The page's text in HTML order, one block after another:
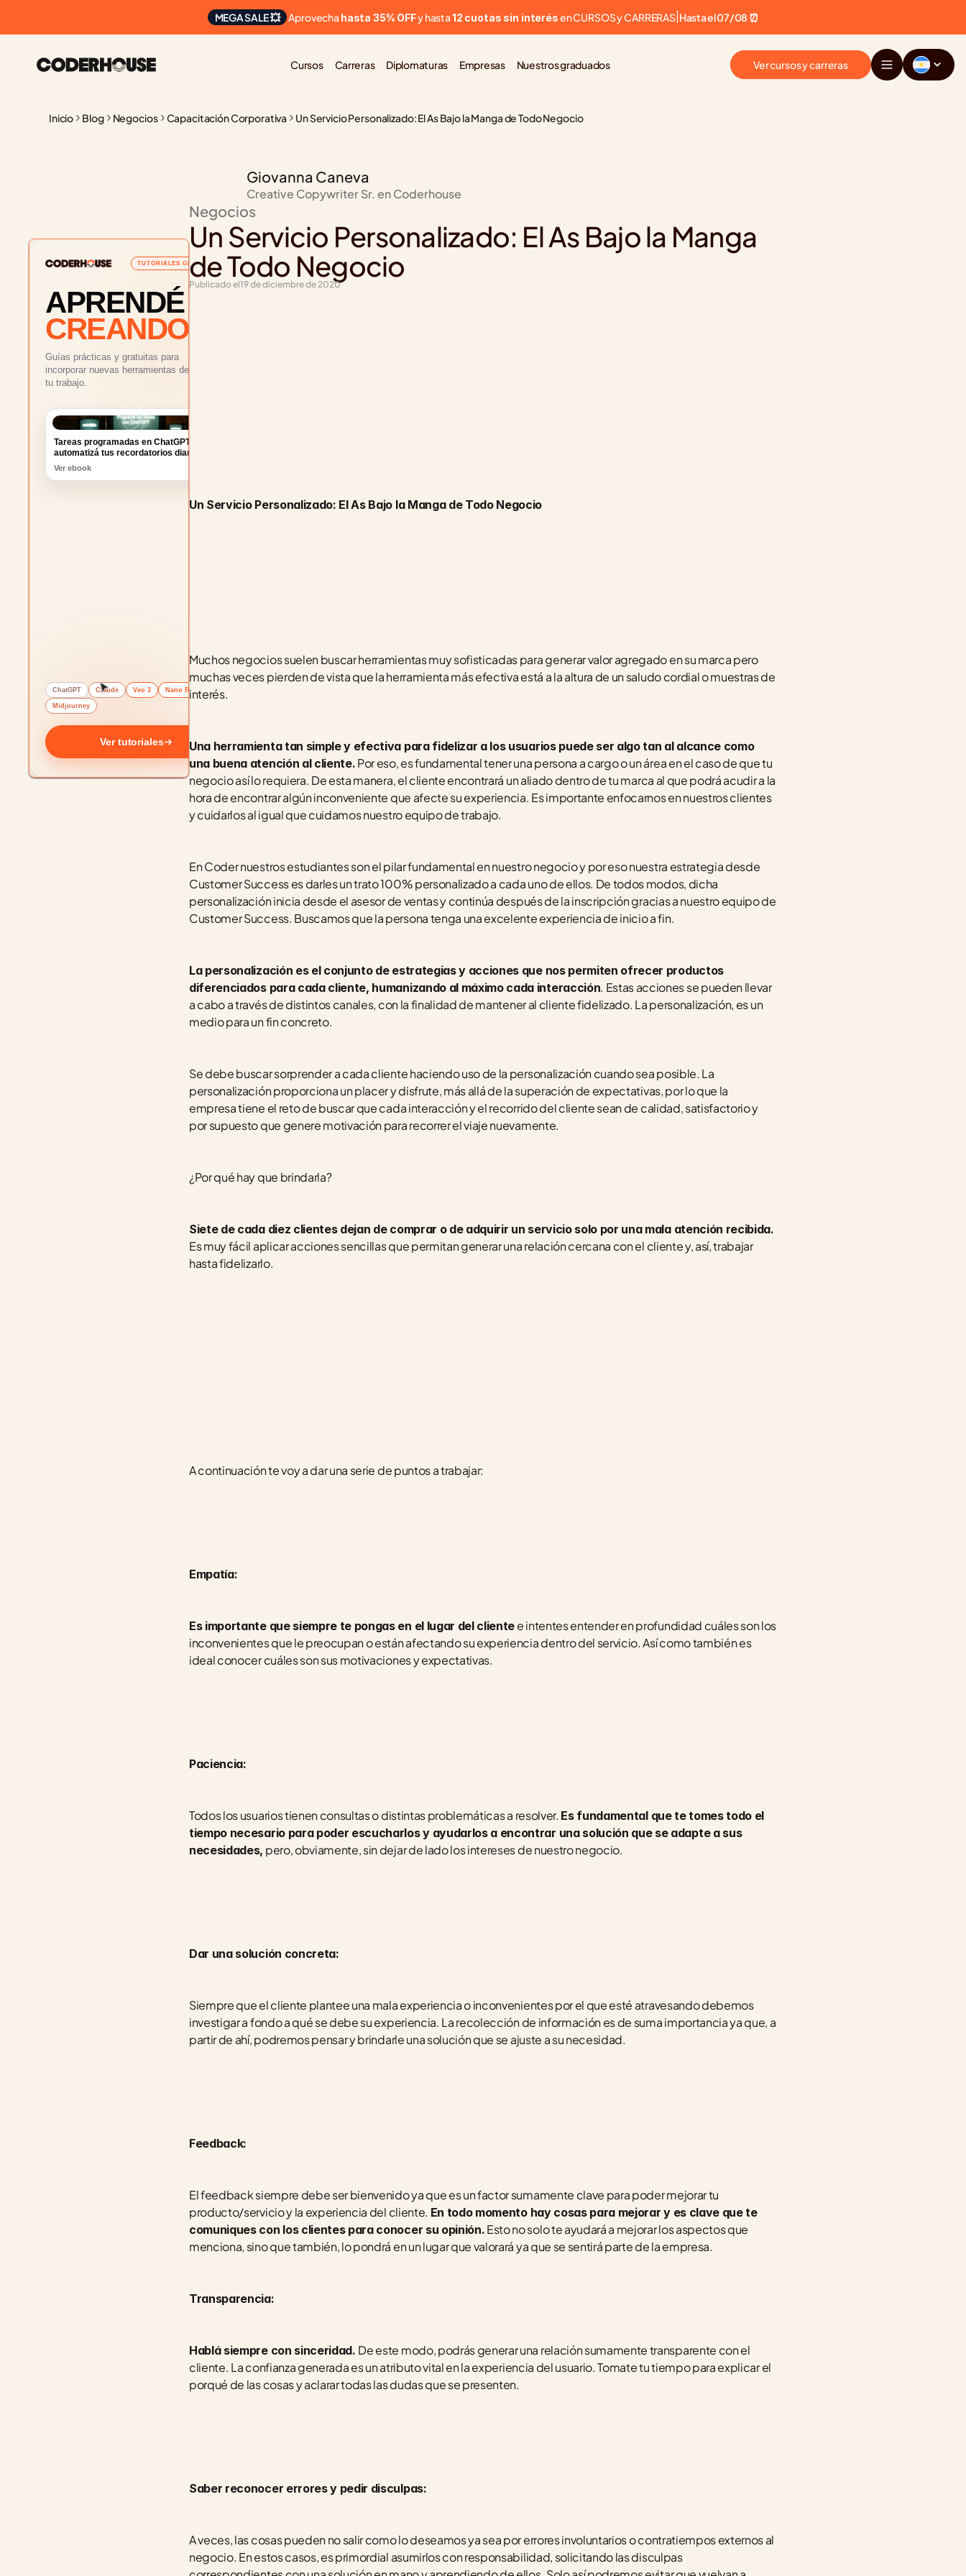
MEGA SALE 💥 Aprovecha hasta 35% OFF y hasta 12 cuotas sin interés en CURSOS y CARRERAS| Hasta el 07/08 ⏰
Cursos Carreras Diplomaturas Empresas Nuestros graduados Ver cursos y carreras
Inicio Blog Negocios Capacitación Corporativa Un Servicio Personalizado: El As Bajo la Manga de Todo Negocio
TUTORIALES GRATUITOS
APRENDÉ
CREANDO
Guías prácticas y gratuitas para
incorporar nuevas herramientas de IA a
tu trabajo.
Tareas programadas en ChatGPT:
automatizá tus recordatorios diarios
Ver ebook
ChatGPT Claude Veo 3 Nano Banana
Midjourney
Ver tutoriales
Giovanna Caneva
Creative Copywriter Sr. en Coderhouse
Negocios
Un Servicio Personalizado: El As Bajo la Manga
de Todo Negocio
Publicado el19 de diciembre de 2020
Un Servicio Personalizado: El As Bajo la Manga de Todo Negocio
Muchos negocios suelen buscar herramientas muy sofisticadas para generar valor agregado en su marca pero
muchas veces pierden de vista que la herramienta más efectiva está a la altura de un saludo cordial o muestras de
interés.
Una herramienta tan simple y efectiva para fidelizar a los usuarios puede ser algo tan al alcance como
una buena atención al cliente. Por eso, es fundamental tener una persona a cargo o un área en el caso de que tu
negocio así lo requiera. De esta manera, el cliente encontrará un aliado dentro de tu marca al que podrá acudir a la
hora de encontrar algún inconveniente que afecte su experiencia. Es importante enfocarnos en nuestros clientes
y cuidarlos al igual que cuidamos nuestro equipo de trabajo.
En Coder nuestros estudiantes son el pilar fundamental en nuestro negocio y por eso nuestra estrategia desde
Customer Success es darles un trato 100% personalizado a cada uno de ellos. De todos modos, dicha
personalización inicia desde el asesor de ventas y continúa después de la inscripción gracias a nuestro equipo de
Customer Success. Buscamos que la persona tenga una excelente experiencia de inicio a fin.
La personalización es el conjunto de estrategias y acciones que nos permiten ofrecer productos
diferenciados para cada cliente, humanizando al máximo cada interacción. Estas acciones se pueden llevar
a cabo a través de distintos canales, con la finalidad de mantener al cliente fidelizado. La personalización, es un
medio para un fin concreto.
Se debe buscar sorprender a cada cliente haciendo uso de la personalización cuando sea posible. La
personalización proporciona un placer y disfrute, más allá de la superación de expectativas, por lo que la
empresa tiene el reto de buscar que cada interacción y el recorrido del cliente sean de calidad, satisfactorio y
por supuesto que genere motivación para recorrer el viaje nuevamente.
¿Por qué hay que brindarla?
Siete de cada diez clientes dejan de comprar o de adquirir un servicio solo por una mala atención recibida.
Es muy fácil aplicar acciones sencillas que permitan generar una relación cercana con el cliente y, así, trabajar
hasta fidelizarlo.
A continuación te voy a dar una serie de puntos a trabajar:
Empatía:
Es importante que siempre te pongas en el lugar del cliente e intentes entender en profundidad cuáles son los
inconvenientes que le preocupan o están afectando su experiencia dentro del servicio. Así como también es
ideal conocer cuáles son sus motivaciones y expectativas.
Paciencia:
Todos los usuarios tienen consultas o distintas problemáticas a resolver. Es fundamental que te tomes todo el
tiempo necesario para poder escucharlos y ayudarlos a encontrar una solución que se adapte a sus
necesidades, pero, obviamente, sin dejar de lado los intereses de nuestro negocio.
Dar una solución concreta:
Siempre que el cliente plantee una mala experiencia o inconvenientes por el que esté atravesando debemos
investigar a fondo a qué se debe su experiencia. La recolección de información es de suma importancia ya que, a
partir de ahí, podremos pensar y brindarle una solución que se ajuste a su necesidad.
Feedback:
El feedback siempre debe ser bienvenido ya que es un factor sumamente clave para poder mejorar tu
producto/servicio y la experiencia del cliente. En todo momento hay cosas para mejorar y es clave que te
comuniques con los clientes para conocer su opinión. Esto no solo te ayudará a mejorar los aspectos que
menciona, sino que también, lo pondrá en un lugar que valorará ya que se sentirá parte de la empresa.
Transparencia:
Hablá siempre con sinceridad. De este modo, podrás generar una relación sumamente transparente con el
cliente. La confianza generada es un atributo vital en la experiencia del usuario. Tomate tu tiempo para explicar el
porqué de las cosas y aclarar todas las dudas que se presenten.
Saber reconocer errores y pedir disculpas:
A veces, las cosas pueden no salir como lo deseamos ya sea por errores involuntarios o contratiempos externos al
negocio. En estos casos, es primordial asumirlos con responsabilidad, solicitando las disculpas